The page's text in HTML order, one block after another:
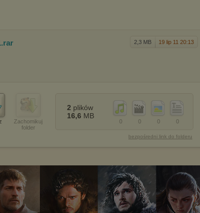
2,3 MB 19 lip 11 20:13
.rar
Zachomikuj
folder
0
0
0
0
2 plików
16,6 MB
bezpośredni link do folderu